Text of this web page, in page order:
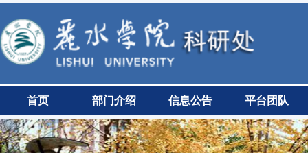
首页 部门介绍 信息公告 平台团队